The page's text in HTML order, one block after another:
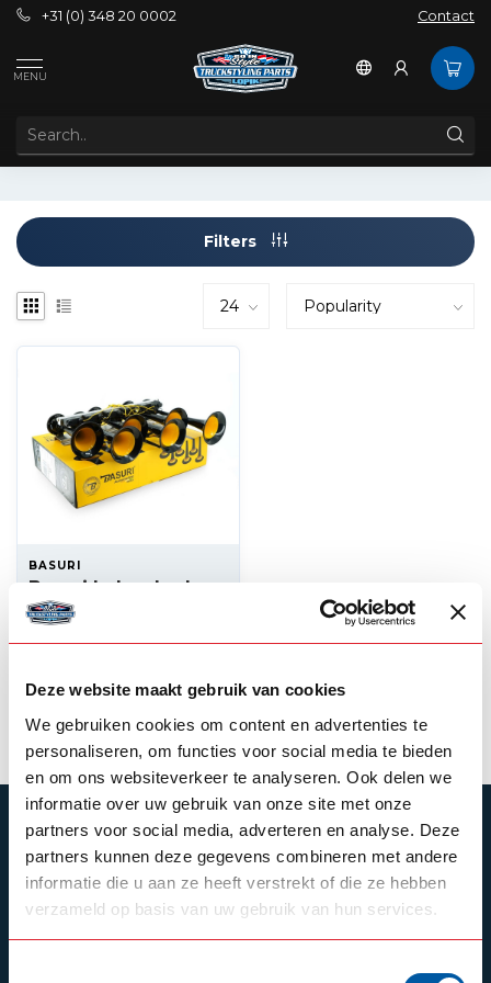
Deze website maakt gebruik van cookies
We gebruiken cookies om content en advertenties te
personaliseren, om functies voor social media te bieden
en om ons websiteverkeer te analyseren. Ook delen we
informatie over uw gebruik van onze site met onze
partners voor social media, adverteren en analyse. Deze
partners kunnen deze gegevens combineren met andere
informatie die u aan ze heeft verstrekt of die ze hebben
verzameld op basis van uw gebruik van hun services.
+31 (0) 348 20 0002 Contact
MENU
Filters
BASURI
Basuri baby shark
4.0 airhorn
SUBSCRIBE TO OUR NEWSLETTER
Stay up to date with our latest offers